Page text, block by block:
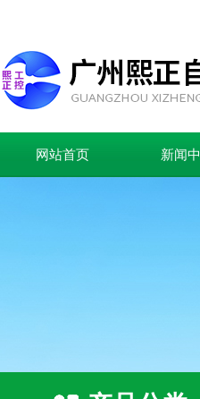
网站首页 新闻